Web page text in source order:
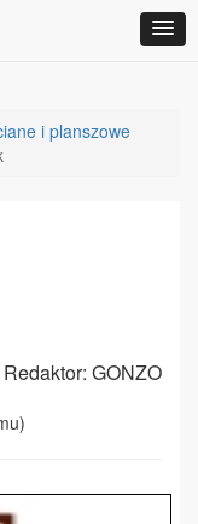
i planszowe
Redaktor: GONZO
)